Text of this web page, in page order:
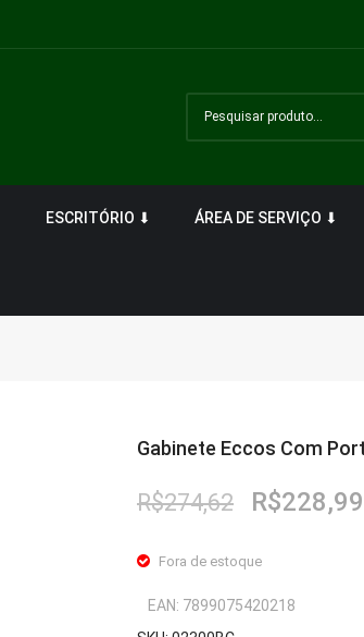
ESCRITÓRIO ⬇ ÁREA DE SERVIÇO ⬇
Gabinete Eccos Com
R$274,62
O
original
R$274,62.
R$228,99
Fora de estoque
EAN: 7899075420218